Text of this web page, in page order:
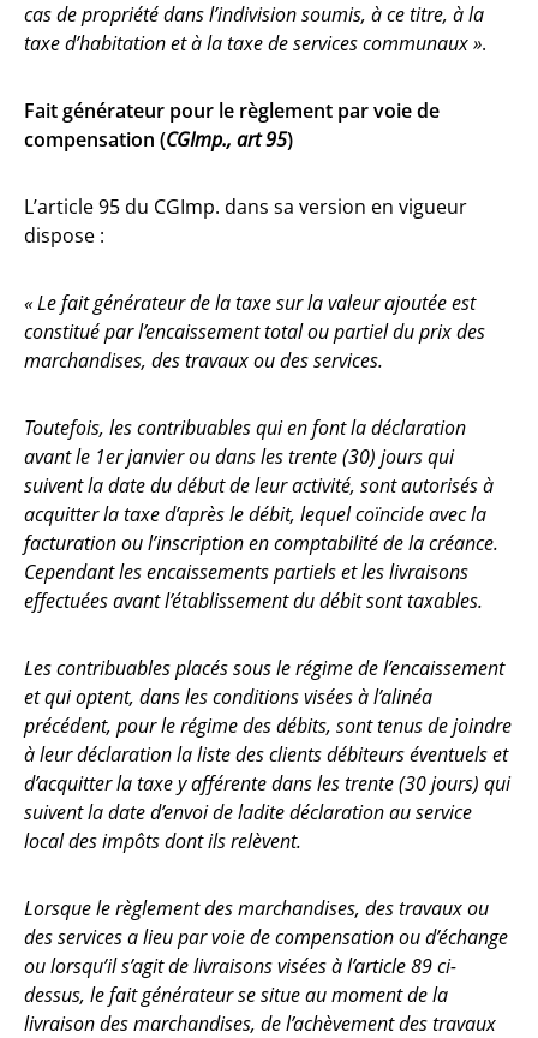
cas de propriété dans l’indivision soumis, à ce titre, à la
taxe d’habitation et à la taxe de services communaux ».
Fait générateur pour le règlement par voie de
compensation (CGImp., art 95)
L’article 95 du CGImp. dans sa version en vigueur
dispose :
« Le fait générateur de la taxe sur la valeur ajoutée est
constitué par l’encaissement total ou partiel du prix des
marchandises, des travaux ou des services.
Toutefois, les contribuables qui en font la déclaration
avant le 1er janvier ou dans les trente (30) jours qui
suivent la date du début de leur activité, sont autorisés à
acquitter la taxe d’après le débit, lequel coïncide avec la
facturation ou l’inscription en comptabilité de la créance.
Cependant les encaissements partiels et les livraisons
effectuées avant l’établissement du débit sont taxables.
Les contribuables placés sous le régime de l’encaissement
et qui optent, dans les conditions visées à l’alinéa
précédent, pour le régime des débits, sont tenus de joindre
à leur déclaration la liste des clients débiteurs éventuels et
d’acquitter la taxe y afférente dans les trente (30 jours) qui
suivent la date d’envoi de ladite déclaration au service
local des impôts dont ils relèvent.
Lorsque le règlement des marchandises, des travaux ou
des services a lieu par voie de compensation ou d’échange
ou lorsqu’il s’agit de livraisons visées à l’article 89 ci-
dessus, le fait générateur se situe au moment de la
livraison des marchandises, de l’achèvement des travaux